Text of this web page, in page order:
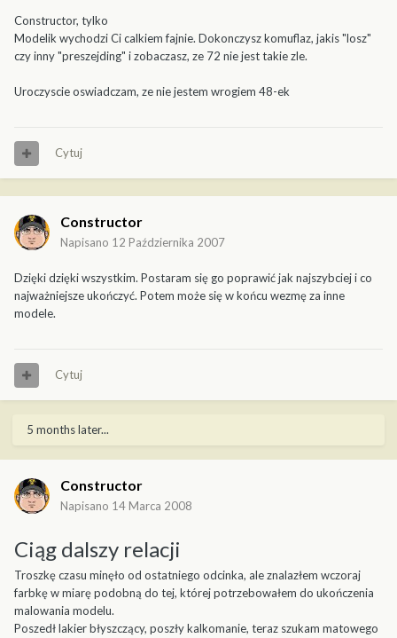
Constructor, tylko
Modelik wychodzi Ci calkiem fajnie. Dokonczysz komuflaz, jakis "losz"
czy inny "preszejding" i zobaczasz, ze 72 nie jest takie zle.
Uroczyscie oswiadczam, ze nie jestem wrogiem 48-ek
Cytuj
Constructor
Napisano 12 Października 2007
Dzięki dzięki wszystkim. Postaram się go poprawić jak najszybciej i co
najważniejsze ukończyć. Potem może się w końcu wezmę za inne
modele.
Cytuj
5 months later...
Constructor
Napisano 14 Marca 2008
Ciąg dalszy relacji
Troszkę czasu minęło od ostatniego odcinka, ale znalazłem wczoraj
farbkę w miarę podobną do tej, której potrzebowałem do ukończenia
malowania modelu.
Poszedł lakier błyszczący, poszły kalkomanie, teraz szukam matowego